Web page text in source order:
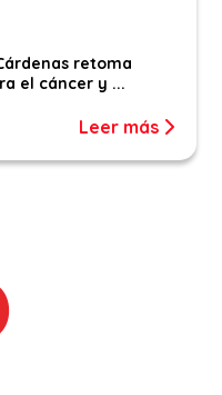
retoma
el cáncer y ...
Leer más